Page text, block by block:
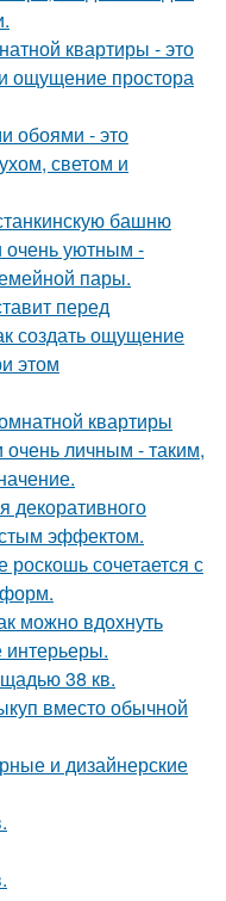
квартиры - это
ощущение простора
обоями - это
светом и
башню
очень уютным -
пары.
перед
создать ощущение
этом
квартиры
личным - таким,
декоративного
эффектом.
сочетается с
можно вдохнуть
38 кв.
вместо обычной
и дизайнерские